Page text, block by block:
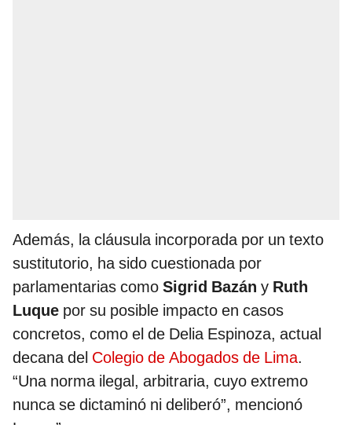
Además, la cláusula incorporada por un texto
sustitutorio, ha sido cuestionada por
parlamentarias como Sigrid Bazán y Ruth
Luque por su posible impacto en casos
concretos, como el de Delia Espinoza, actual
decana del Colegio de Abogados de Lima.
“Una norma ilegal, arbitraria, cuyo extremo
nunca se dictaminó ni deliberó”, mencionó